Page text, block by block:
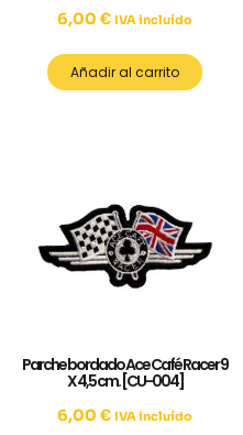
6,00 € IVA incluído
Añadir al carrito
Parche bordado Ace Café Racer 9
X 4,5 cm. [CU-004]
6,00 € IVA incluído